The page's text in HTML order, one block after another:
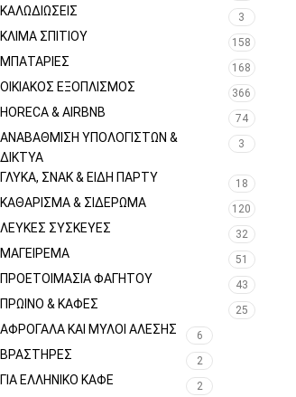
ΚΑΛΩΔΙΏΣΕΙΣ 3
ΚΛΊΜΑ ΣΠΙΤΙΟΎ 158
ΜΠΑΤΑΡΊΕΣ 168
ΟΙΚΙΑΚΌΣ ΕΞΟΠΛΙΣΜΌΣ 366
HORECA & AIRBNB 74
ΑΝΑΒΆΘΜΙΣΗ ΥΠΟΛΟΓΙΣΤΏΝ &
ΔΊΚΤΥΑ
3
ΓΛΥΚΆ, ΣΝΑΚ & ΕΊΔΗ ΠΆΡΤΥ 18
ΚΑΘΆΡΙΣΜΑ & ΣΙΔΈΡΩΜΑ 120
ΛΕΥΚΈΣ ΣΥΣΚΕΥΈΣ 32
ΜΑΓΕΊΡΕΜΑ 51
ΠΡΟΕΤΟΙΜΑΣΊΑ ΦΑΓΗΤΟΎ 43
ΠΡΩΙΝΌ & ΚΑΦΈΣ 25
ΑΦΡΌΓΑΛΑ ΚΑΙ ΜΎΛΟΙ ΆΛΕΣΗΣ 6
ΒΡΑΣΤΉΡΕΣ 2
ΓΙΑ ΕΛΛΗΝΙΚΌ ΚΑΦΈ 2